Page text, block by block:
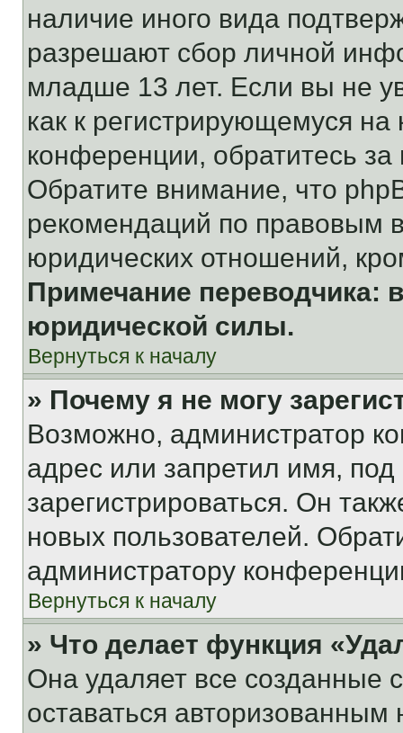
наличие иного вида
разрешают сбор личной
младше 13 лет. Если вы не
как к регистрирующемуся
конференции, обратитесь
Обратите внимание, что
рекомендаций по правовым
юридических отношений,
Примечание переводчика:
юридической силы.
Вернуться к началу
» Почему я не могу
Возможно, администратор
адрес или запретил имя,
зарегистрироваться. Он
новых пользователей.
администратору
Вернуться к началу
» Что делает функция
Она удаляет все созданные
оставаться